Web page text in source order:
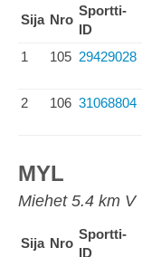
Sija Nro
Sportti-
ID
1 105 29429028
2 106 31068804
MYL
Miehet 5.4 km V
Sija Nro
Sportti-
ID